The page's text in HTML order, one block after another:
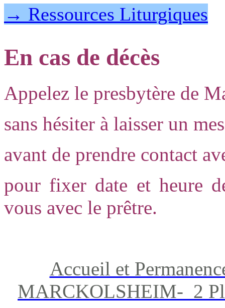
→ Ressources Liturgiques
En cas de décès
Appelez le presbytère de
sans hésiter à laisser un
avant de prendre contact
pour fixer date et heure
vous avec le prêtre.
Accueil et
MARCKOLSHEIM- 2